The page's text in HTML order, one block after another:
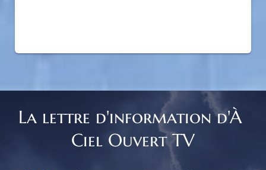
La lettre d'information d'À
Ciel Ouvert TV